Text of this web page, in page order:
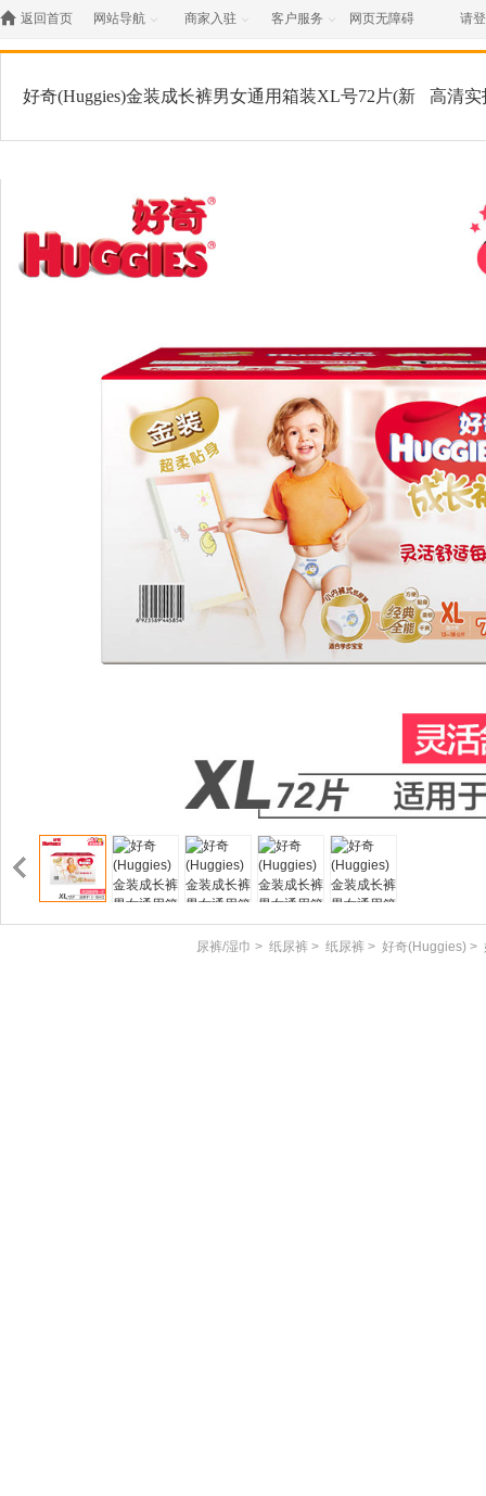
 返回首页 网站导航  商家入驻  客户服务  网页无障碍 请
好奇(Huggies)金装成长裤男女通用箱装XL号72片(新 高清实
尿裤/湿巾 > 纸尿裤> 纸尿裤> 好奇(Huggies) >